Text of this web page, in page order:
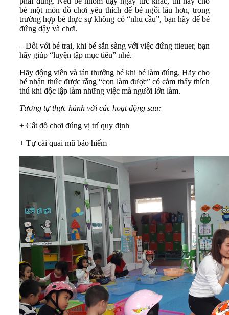
bé một món đồ chơi yêu thích để bé ngồi lâu hơn, trong
trường hợp bé thực sự không có “nhu cầu”, bạn hãy để bé
đứng dậy và chơi.
– Đối với bé trai, khi bé sẵn sàng với việc đứng ttieuer, bạn
hãy giúp “luyện tập mục tiêu” nhé.
Hãy động viên và tán thưởng bé khi bé làm đúng. Hãy cho
bé nhận thức được rằng “con làm được” có cảm thấy thích
thú khi độc lập làm những việc mà người lớn làm.
Tương tự thực hành với các hoạt động sau:
+ Cất đồ chơi đúng vị trí quy định
+ Tự cài quai mũ bảo hiểm